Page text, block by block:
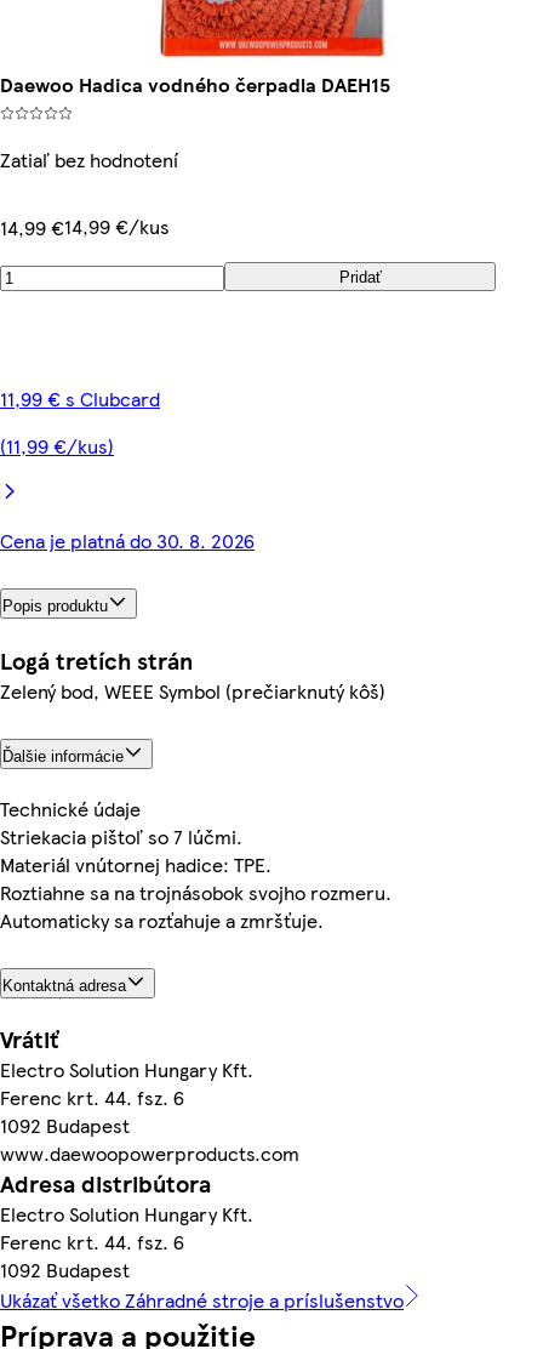
Daewoo Hadica vodného čerpadla DAEH15
Zatiaľ bez hodnotení
14,99 €14,99 €/kus
Pridať
11,99 € s Clubcard
(11,99 €/kus)
Cena je platná do 30. 8. 2026
Popis produktu
Logá tretích strán
Zelený bod, WEEE Symbol (prečiarknutý kôš)
Ďalšie informácie
Technické údaje
Striekacia pištoľ so 7 lúčmi.
Materiál vnútornej hadice: TPE.
Roztiahne sa na trojnásobok svojho rozmeru.
Automaticky sa rozťahuje a zmršťuje.
Kontaktná adresa
Vrátiť
Electro Solution Hungary Kft.
Ferenc krt. 44. fsz. 6
1092 Budapest
www.daewoopowerproducts.com
Adresa distribútora
Electro Solution Hungary Kft.
Ferenc krt. 44. fsz. 6
1092 Budapest
Ukázať všetko Záhradné stroje a príslušenstvo
Príprava a použitie